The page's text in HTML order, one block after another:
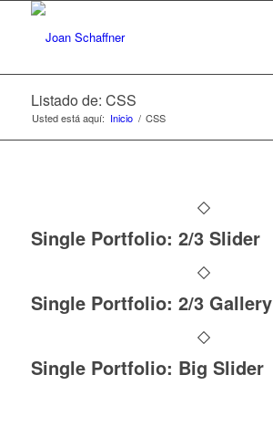
Listado de: CSS
Usted está aquí: Inicio / CSS
Single Portfolio: 2/3 Slider
Single Portfolio: 2/3 Gallery
Single Portfolio: Big Slider